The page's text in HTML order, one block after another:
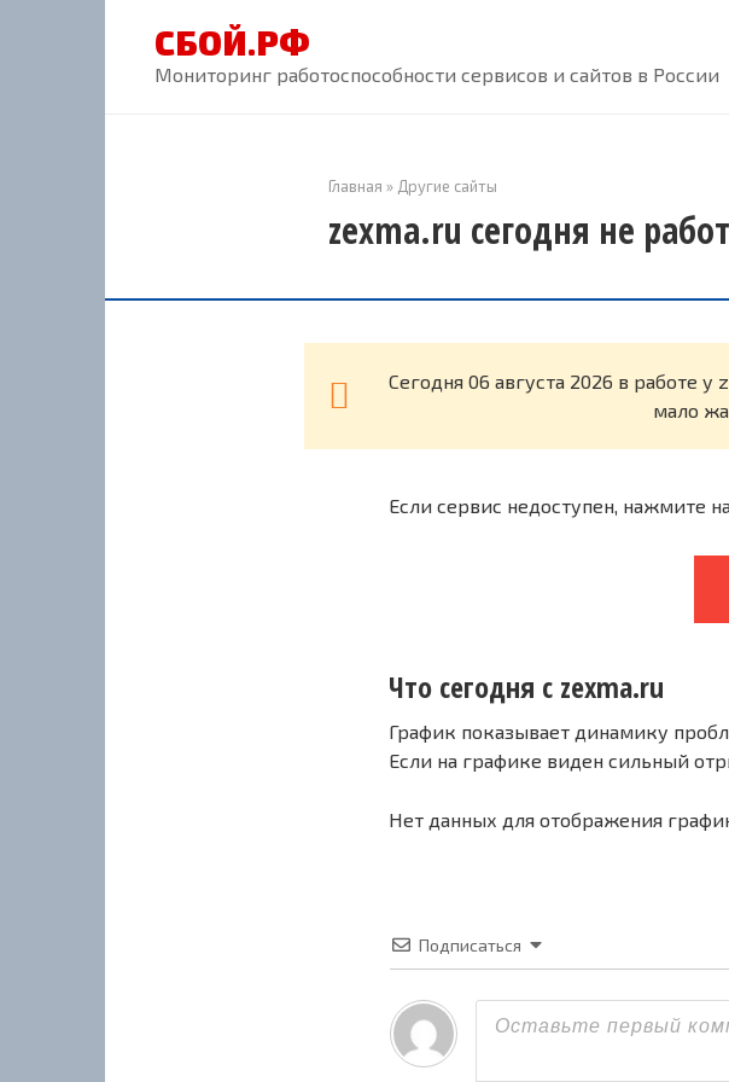
СБОЙ.РФ
Мониторинг работоспособности сервисов и сайтов в России
Главная » Другие сайты
zexma.ru сегодня не
Cегодня 06 августа 2026 в работе
мало
Если сервис недоступен, нажмите
Что сегодня с zexma.ru
График показывает динамику
Если на графике виден сильный
Нет данных для отображения
Подписаться